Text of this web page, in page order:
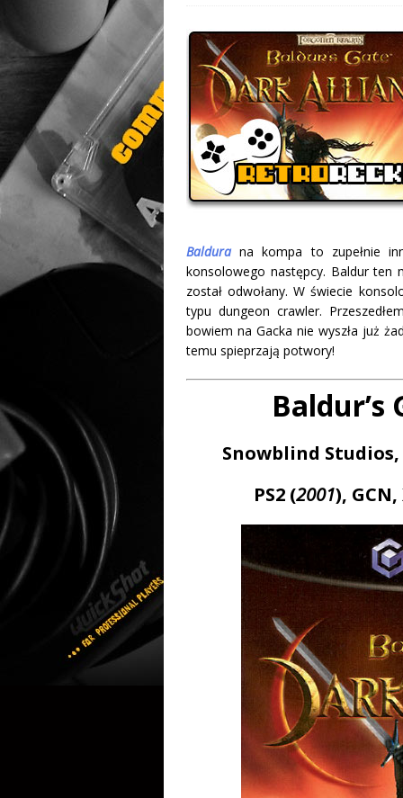
Baldura na kompa to zupełnie
konsolowego następcy. Baldur ten
został odwołany. W świecie
typu dungeon crawler.
bowiem na Gacka nie wyszła już
temu spieprzają potwory!
Baldur’s
Snowblind
PS2 (2001),